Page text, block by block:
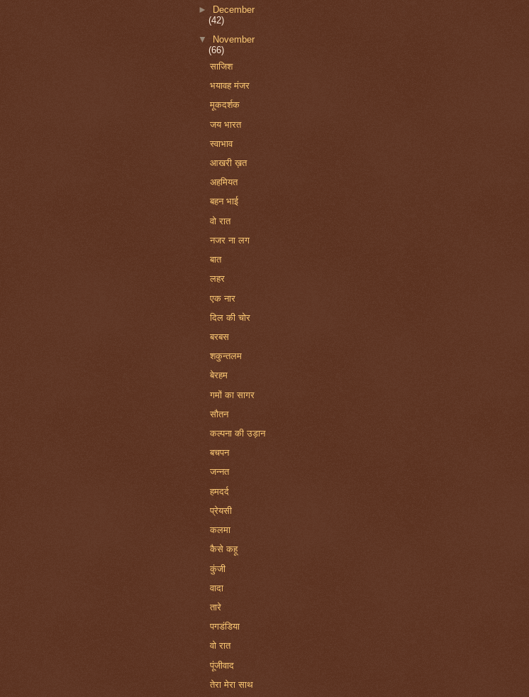
►
December
(42)
▼
November
(66)
साजिश
भयावह मंजर
मूकदर्शक
जय भारत
स्वाभाव
आखरी ख़त
अहमियत
बहन भाई
वो रात
नजर ना लग
बात
लहर
एक नार
दिल की चोर
बरबस
शकुन्तलम
बेरहम
गमों का सागर
सौतन
कल्पना की उड़ान
बचपन
जन्नत
हमदर्द
प्रेयसी
कलमा
कैसे कहू
कुंजी
वादा
तारे
पगडंडिया
वो रात
पूंजीवाद
तेरा मेरा साथ